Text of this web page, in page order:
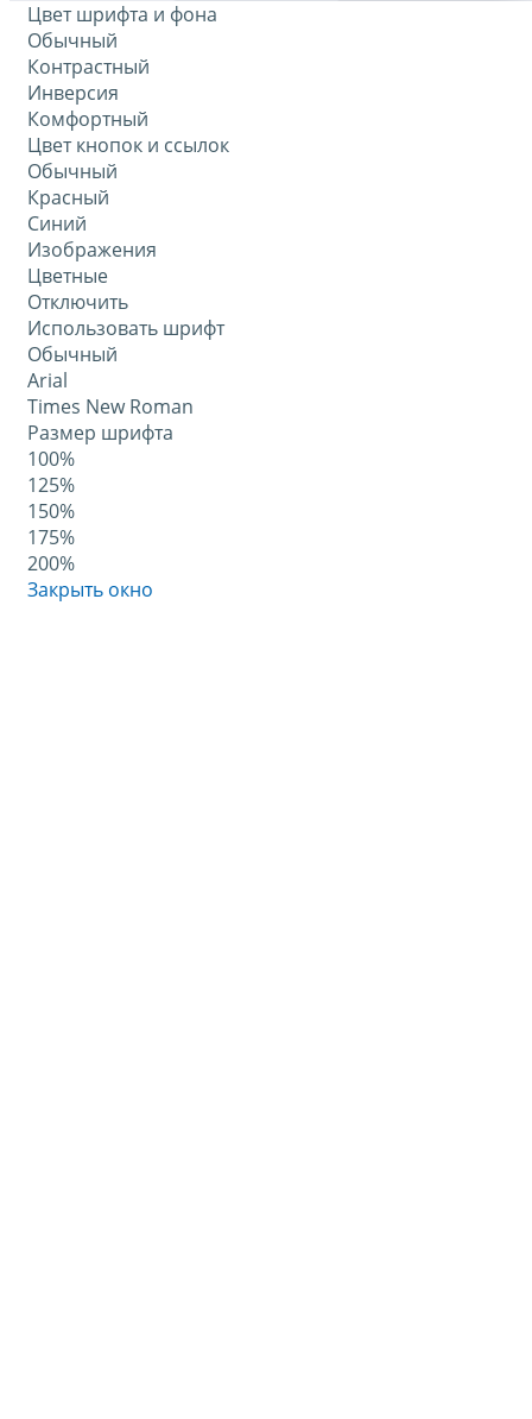
Цвет шрифта и фона
Обычный
Контрастный
Инверсия
Комфортный
Цвет кнопок и ссылок
Обычный
Красный
Синий
Изображения
Цветные
Отключить
Использовать шрифт
Обычный
Arial
Times New Roman
Размер шрифта
100%
125%
150%
175%
200%
Закрыть окно